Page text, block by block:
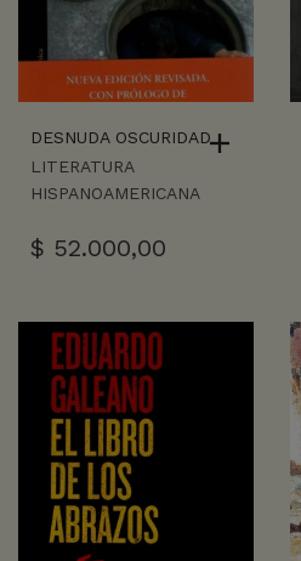
DESNUDA OSCURIDAD
LITERATURA
HISPANOAMERICANA
$ 52.000,00